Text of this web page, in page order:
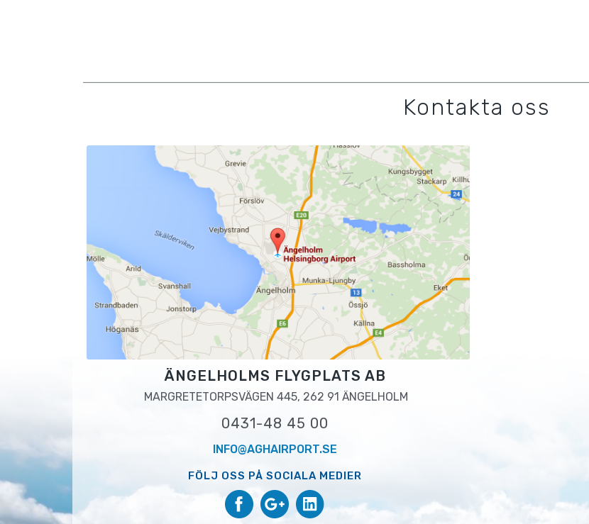
Kontakta oss
ÄNGELHOLMS FLYGPLATS AB
MARGRETETORPSVÄGEN 445, 262 91 ÄNGELHOLM
0431-48 45 00
INFO@AGHAIRPORT.SE
FÖLJ OSS PÅ SOCIALA MEDIER